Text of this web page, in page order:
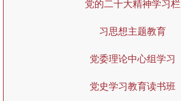
党的二十大精神学习栏
习思想主题教育
党委理论中心组学习
党史学习教育读书班